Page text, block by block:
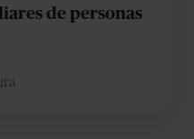
de personas